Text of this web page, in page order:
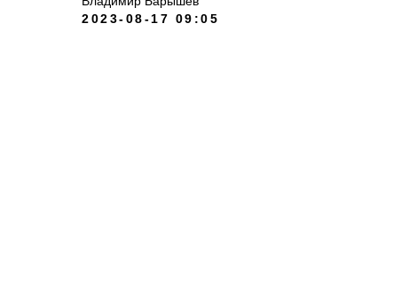
2023-08-17 09:05